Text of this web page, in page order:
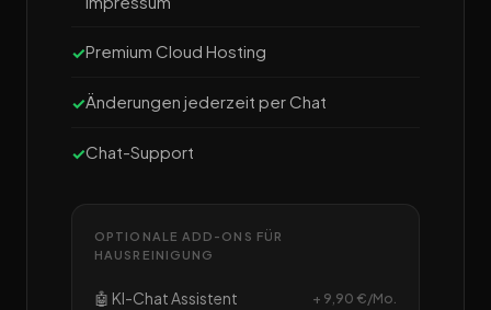
Premium Cloud Hosting
Änderungen jederzeit per Chat
Chat-Support
OPTIONALE ADD-ONS FÜR
HAUSREINIGUNG
🤖 KI-Chat Assistent + 9,90 €/Mo.